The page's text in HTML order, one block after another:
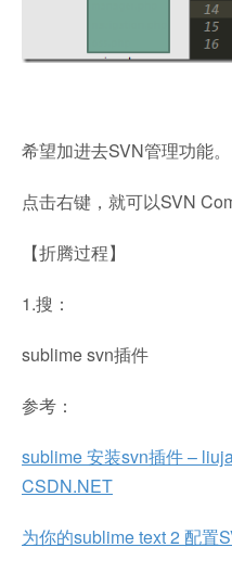
希望加进去SVN管理功能。
点击右键，就可以SVN
【折腾过程】
1.搜：
sublime svn插件
参考：
sublime 安装svn插件 –
CSDN.NET
为你的sublime text 2 配置